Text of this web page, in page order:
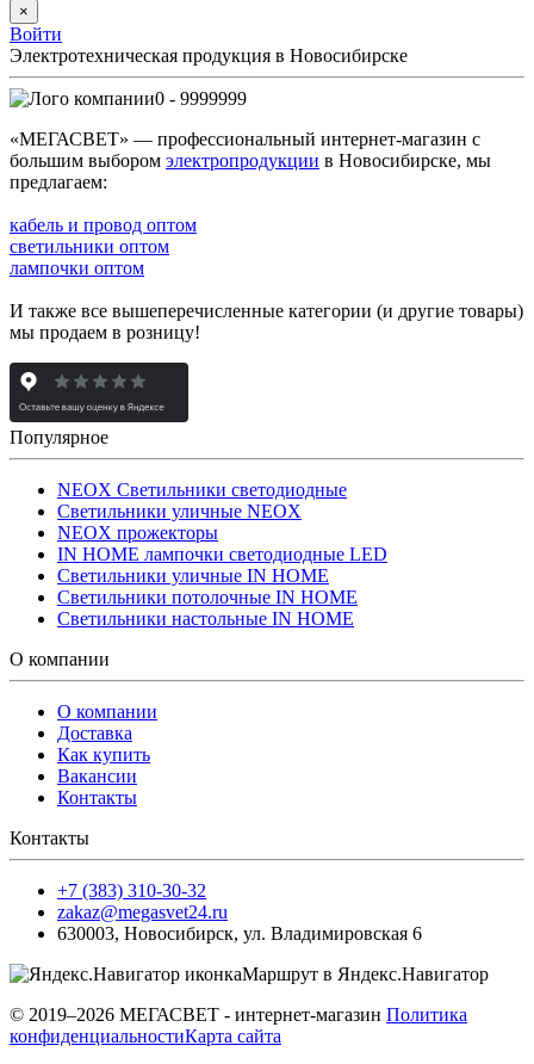
×
Войти
Электротехническая продукция в Новосибирске
0 - 9999999
«МЕГАСВЕТ» — профессиональный интернет-магазин с
большим выбором электропродукции в Новосибирске, мы
предлагаем:
кабель и провод оптом
светильники оптом
лампочки оптом
И также все вышеперечисленные категории (и другие товары)
мы продаем в розницу!
Популярное
NEOX Светильники светодиодные
Светильники уличные NEOX
NEOX прожекторы
IN HOME лампочки светодиодные LED
Светильники уличные IN HOME
Светильники потолочные IN HOME
Светильники настольные IN HOME
О компании
О компании
Доставка
Как купить
Вакансии
Контакты
Контакты
+7 (383) 310-30-32
zakaz@megasvet24.ru
630003, Новосибирск, ул. Владимировская 6
Маршрут в Яндекс.Навигатор
© 2019–2026 МЕГАСВЕТ - интернет-магазин Политика
конфиденциальностиКарта сайта